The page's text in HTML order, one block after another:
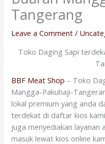
Tangerang
Leave a Comment /
Toko Daging Sapi
BBF Meat Shop – Toko
Mangga-Pakuhaji-
lokal premium yang anda
terdekat di daftar kios
juga menyediakan
masuk lewat kios online